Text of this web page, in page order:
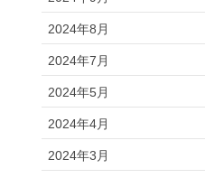
2024年8月
2024年7月
2024年5月
2024年4月
2024年3月